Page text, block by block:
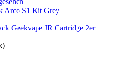
Arco S1 Kit Grey
Geekvape JR Cartridge 2er